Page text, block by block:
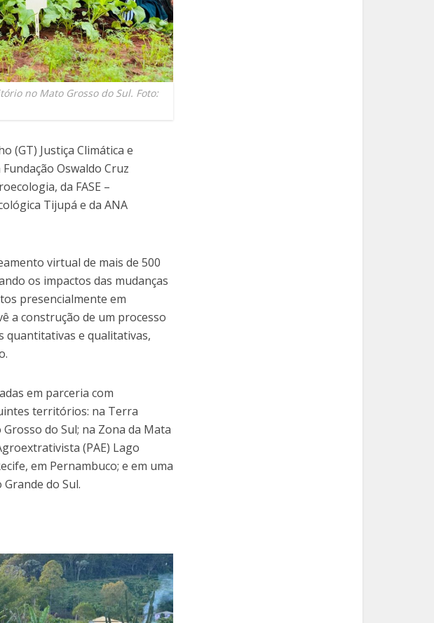
no Mato Grosso do Sul. Foto:
(GT) Justiça Climática e
Oswaldo Cruz
da FASE –
Tijupá e da ANA
virtual de mais de 500
os impactos das mudanças
presencialmente em
a construção de um processo
quantitativas e qualitativas,
em parceria com
territórios: na Terra
do Sul; na Zona da Mata
(PAE) Lago
em Pernambuco; e em uma
do Sul.